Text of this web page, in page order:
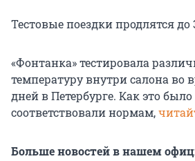
Тестовые поездки продлятся до
«Фонтанка» тестировала
температуру внутри салона во
дней в Петербурге. Как это
соответствовали нормам,
Больше новостей в нашем